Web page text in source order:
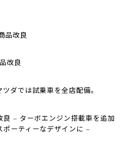
品改良
改良
ダでは試乗車を全店配備。
良 – ターボエンジン搭載車を追加
ポーティーなデザインに –